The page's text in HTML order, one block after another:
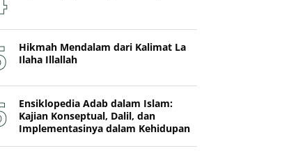
Hikmah Mendalam dari Kalimat La
Ilaha Illallah
Ensiklopedia Adab dalam Islam:
Kajian Konseptual, Dalil, dan
Implementasinya dalam Kehidupan